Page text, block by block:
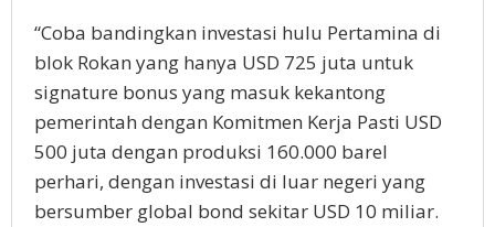
“Coba bandingkan investasi hulu Pertamina di
blok Rokan yang hanya USD 725 juta untuk
signature bonus yang masuk kekantong
pemerintah dengan Komitmen Kerja Pasti USD
500 juta dengan produksi 160.000 barel
perhari, dengan investasi di luar negeri yang
bersumber global bond sekitar USD 10 miliar.